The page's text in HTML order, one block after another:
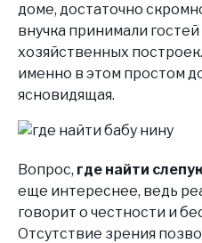
доме, достаточно
внучка принимали
хозяйственных
именно в этом простом
ясновидящая.
Вопрос, где найти
еще интереснее, ведь
говорит о честности и
Отсутствие зрения